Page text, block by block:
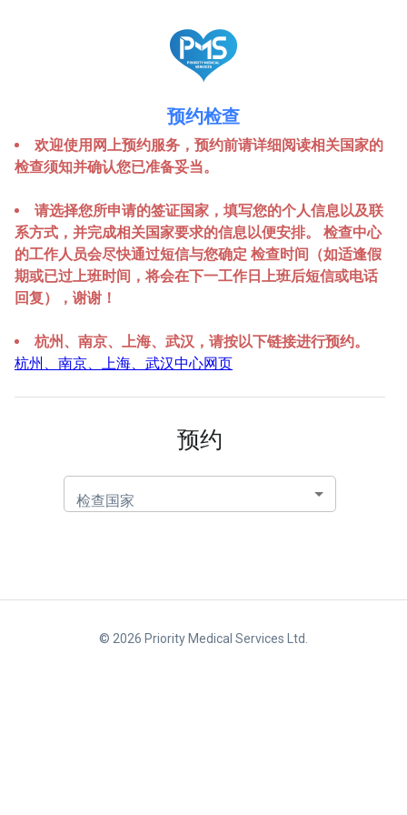
预约检查
欢迎使用网上预约服务，预约前请详细阅读相关国家的
检查须知并确认您已准备妥当。
请选择您所申请的签证国家，填写您的个人信息以及联
系方式，并完成相关国家要求的信息以便安排。 检查中心
的工作人员会尽快通过短信与您确定 检查时间（如适逢假
期或已过上班时间，将会在下一工作日上班后短信或电话
回复），谢谢！
杭州、南京、上海、武汉，请按以下链接进行预约。
杭州、南京、上海、武汉中心网页
预约
检查国家
© 2026 Priority Medical Services Ltd.